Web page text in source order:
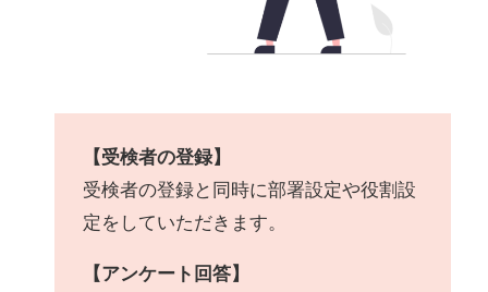
【受検者の登録】
受検者の登録と同時に部署設定や役割設
定をしていただきます。
【アンケート回答】